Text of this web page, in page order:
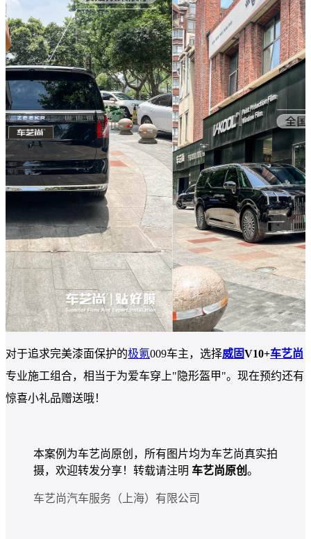
对于追求完美漆面保护的极氪009车主，选择威固V10+车艺尚
专业施工组合，相当于为爱车穿上"隐形盔甲"。现在预约还有
惊喜小礼品赠送哦！
本案例为车艺尚原创，所有图片均为车艺尚真实拍
摄，欢迎转发分享！转载请注明 车艺尚原创 。
车艺尚汽车服务（上海）有限公司